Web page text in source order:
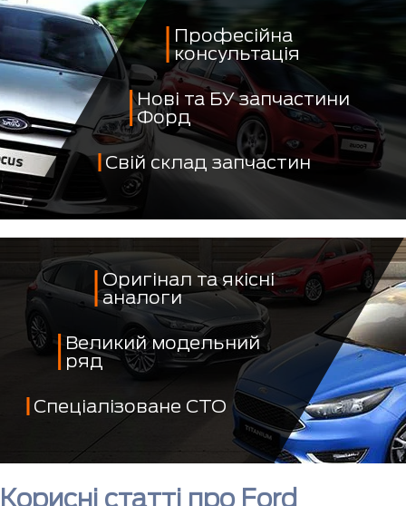
Професійна
консультація
Нові та БУ запчастини
Форд
Свій склад запчастин
Оригінал та якісні
аналоги
Великий модельний
ряд
Спеціалізоване СТО
Корисні статті про Ford